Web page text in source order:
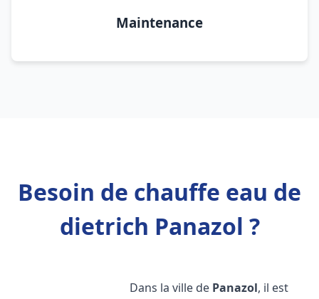
Maintenance
Besoin de chauffe eau de
dietrich Panazol ?
Dans la ville de Panazol, il est